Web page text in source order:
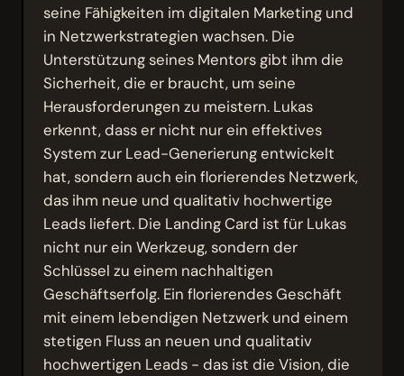
seine Fähigkeiten im digitalen Marketing und
in Netzwerkstrategien wachsen. Die
Unterstützung seines Mentors gibt ihm die
Sicherheit, die er braucht, um seine
Herausforderungen zu meistern. Lukas
erkennt, dass er nicht nur ein effektives
System zur Lead-Generierung entwickelt
hat, sondern auch ein florierendes Netzwerk,
das ihm neue und qualitativ hochwertige
Leads liefert. Die Landing Card ist für Lukas
nicht nur ein Werkzeug, sondern der
Schlüssel zu einem nachhaltigen
Geschäftserfolg. Ein florierendes Geschäft
mit einem lebendigen Netzwerk und einem
stetigen Fluss an neuen und qualitativ
hochwertigen Leads - das ist die Vision, die